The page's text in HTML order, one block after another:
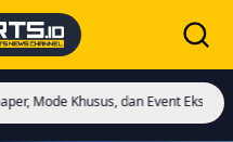
dan Event Eksklusif!